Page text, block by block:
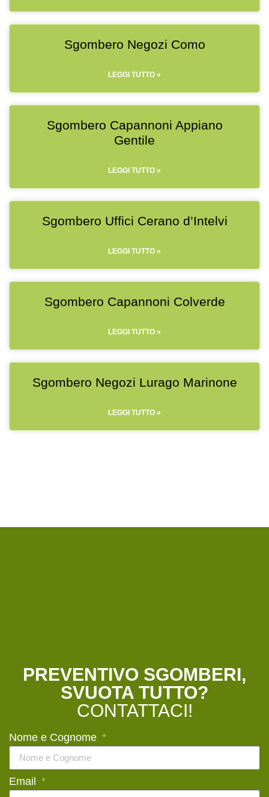
Sgombero Negozi Como
LEGGI TUTTO »
Sgombero Capannoni Appiano
Gentile
LEGGI TUTTO »
Sgombero Uffici Cerano d’Intelvi
LEGGI TUTTO »
Sgombero Capannoni Colverde
LEGGI TUTTO »
Sgombero Negozi Lurago Marinone
LEGGI TUTTO »
PREVENTIVO SGOMBERI,
SVUOTA TUTTO?
CONTATTACI!
Nome e Cognome
Email